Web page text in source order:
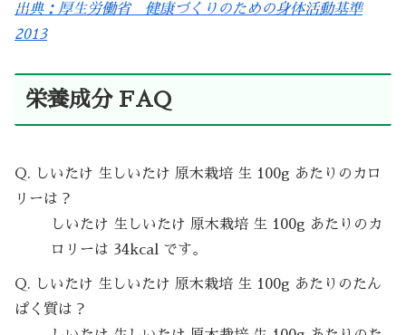
出典：厚生労働省 健康づくりのための身体活動基準
2013
栄養成分 FAQ
Q. しいたけ 生しいたけ 原木栽培 生 100g あたりのカロ
リーは？
しいたけ 生しいたけ 原木栽培 生 100g あたりのカ
ロリーは 34kcal です。
Q. しいたけ 生しいたけ 原木栽培 生 100g あたりのたん
ぱく質は？